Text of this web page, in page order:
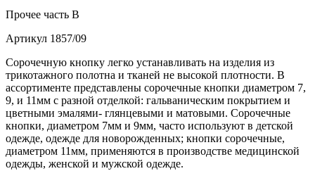
Прочее часть В
Артикул 1857/09
Сорочечную кнопку легко устанавливать на изделия из
трикотажного полотна и тканей не высокой плотности. В
ассортименте представлены сорочечные кнопки диаметром 7,
9, и 11мм с разной отделкой: гальваническим покрытием и
цветными эмалями- глянцевыми и матовыми. Сорочечные
кнопки, диаметром 7мм и 9мм, часто используют в детской
одежде, одежде для новорожденных; кнопки сорочечные,
диаметром 11мм, применяются в производстве медицинской
одежды, женской и мужской одежде.